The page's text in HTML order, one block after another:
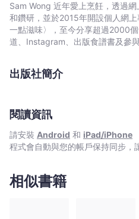
Wong
-
文
｜
Sam Wong 近年愛上烹飪，透過
和鑽研，並於2015年開設個人網
一點滋味〉，至今分享超過2000
道、Instagram、出版食譜書及參與
出版社簡介
閱讀資訊
請安裝 Android 和 iPad/iPhone
程式會自動與您的帳戶保持同步，
相似書籍